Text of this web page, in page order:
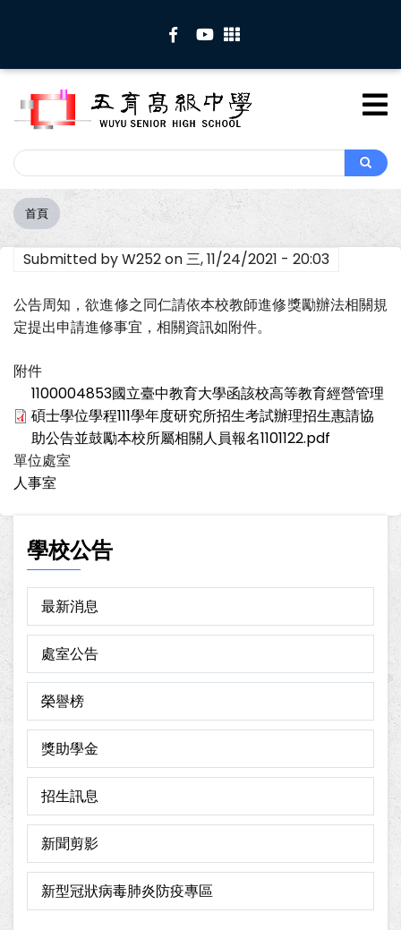
內
Search
Search
導
航
連
首頁
Submitted byW252on三, 11/24/2021 - 20:03
公告周知，欲進修之同仁請依本校教師進修獎勵辦法相關規
定提出申請進修事宜，相關資訊如附件。
附件
1100004853國立臺中教育大學函該校高等教育經營管理
碩士學位學程111學年度研究所招生考試辦理招生惠請協
助公告並鼓勵本校所屬相關人員報名1101122.pdf
單位處室
人事室
學校公告
最新消息
處室公告
榮譽榜
獎助學金
招生訊息
新聞剪影
新型冠狀病毒肺炎防疫專區